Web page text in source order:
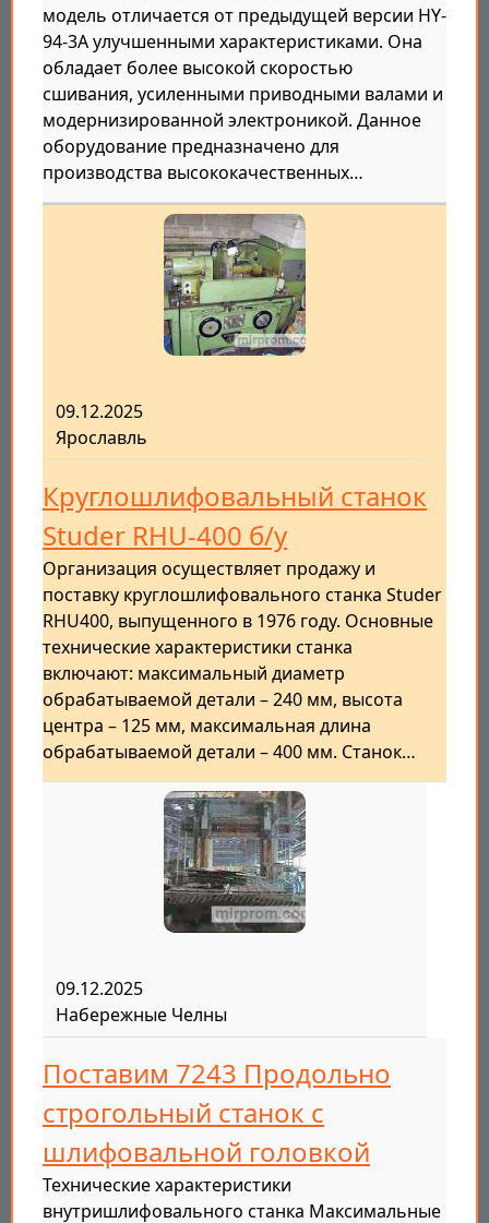
модель отличается от предыдущей версии HY-
94-3A улучшенными характеристиками. Она
обладает более высокой скоростью
сшивания, усиленными приводными валами и
модернизированной электроникой. Данное
оборудование предназначено для
производства высококачественных…
09.12.2025
Ярославль
Круглошлифовальный станок
Studer RHU-400 б/у
Организация осуществляет продажу и
поставку круглошлифовального станка Studer
RHU400, выпущенного в 1976 году. Основные
технические характеристики станка
включают: максимальный диаметр
обрабатываемой детали – 240 мм, высота
центра – 125 мм, максимальная длина
обрабатываемой детали – 400 мм. Станок…
09.12.2025
Набережные Челны
Поставим 7243 Продольно
строгольный станок с
шлифовальной головкой
Технические характеристики
внутришлифовального станка Максимальные